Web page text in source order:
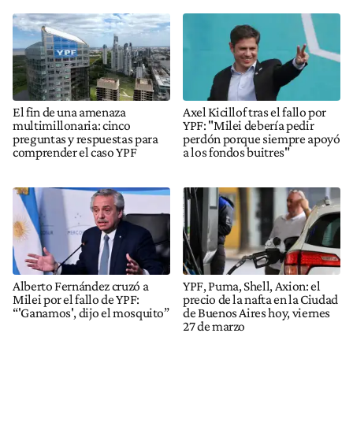
El fin de una amenaza
multimillonaria: cinco
preguntas y respuestas para
comprender el caso YPF
Axel Kicillof tras el fallo por
YPF: "Milei debería pedir
perdón porque siempre apoyó
a los fondos buitres"
Alberto Fernández cruzó a
Milei por el fallo de YPF:
“'Ganamos', dijo el mosquito”
YPF, Puma, Shell, Axion: el
precio de la nafta en la Ciudad
de Buenos Aires hoy, viernes
27 de marzo